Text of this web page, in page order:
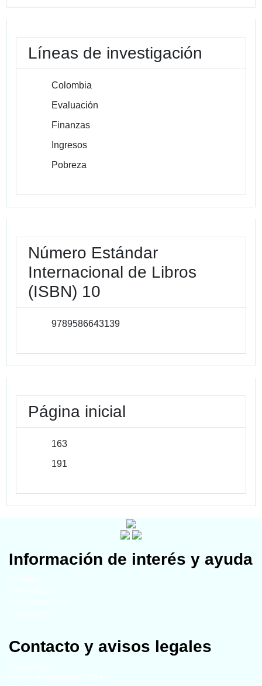
Líneas de investigación
Colombia
Evaluación
Finanzas
Ingresos
Pobreza
Número Estándar
Internacional de Libros
(ISBN) 10
9789586643139
Página inicial
163
191
Información de interés y ayuda
Contacto y avisos legales